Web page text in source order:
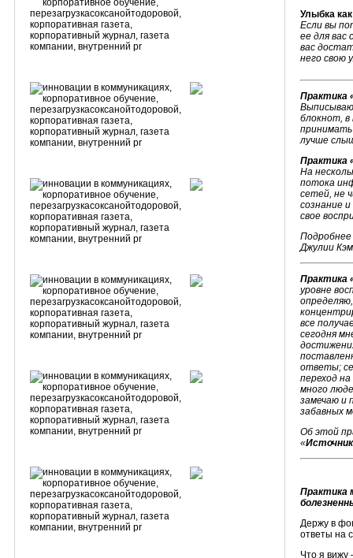
Улыбка
Если вы
ее для вас
вас
него свою
Практика
Выписываю
блокнот,
принимать
лучше
Практика
На
потока
сетей, не
сознание
свое
Джулии
Практика
уровне
все
сегодня
ответы;
переход
много
замечаю и
забавных
Об этой
«
Практика
Держу в
ответы на
Что я вижу